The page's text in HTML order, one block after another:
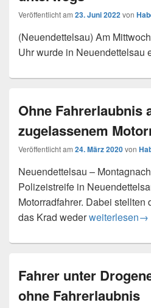
Veröffentlicht am 23. Juni 2022von
(Neuendettelsau) Am
Uhr wurde in Neuendettelsau
Ohne Fahrerlaubnis
zugelassenem
Veröffentlicht am 24. März 2020von
Neuendettelsau –
Polizeistreife in
Motorradfahrer. Dabei stellten
das Krad wederOhne
weiterlesen→
Fahrer unter
ohne Fahrerlaubnis